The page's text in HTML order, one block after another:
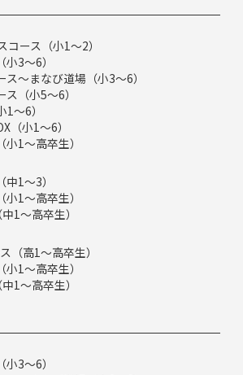
ース（小1～2）
3～6）
～まなび道場（小3～6）
（小5～6）
～6）
（小1～6）
1～高卒生）
1～3）
1～高卒生）
1～高卒生）
（高1～高卒生）
1～高卒生）
1～高卒生）
3～6）